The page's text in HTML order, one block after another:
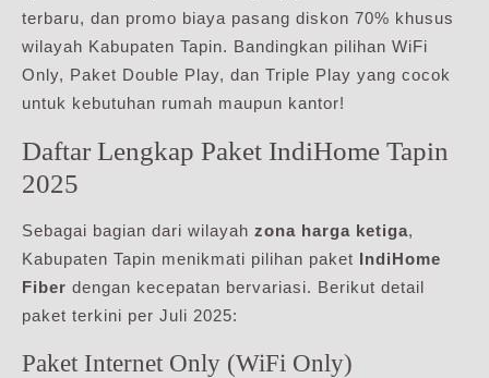
terbaru, dan promo biaya pasang diskon 70% khusus
wilayah Kabupaten Tapin. Bandingkan pilihan WiFi
Only, Paket Double Play, dan Triple Play yang cocok
untuk kebutuhan rumah maupun kantor!
Daftar Lengkap Paket IndiHome Tapin
2025
Sebagai bagian dari wilayah zona harga ketiga,
Kabupaten Tapin menikmati pilihan paket IndiHome
Fiber dengan kecepatan bervariasi. Berikut detail
paket terkini per Juli 2025:
Paket Internet Only (WiFi Only)